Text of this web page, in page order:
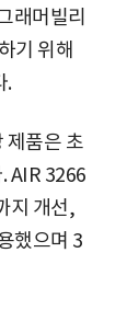
래머빌리
기 위해
.
제품은 초
AIR 3266
지 개선,
했으며 3